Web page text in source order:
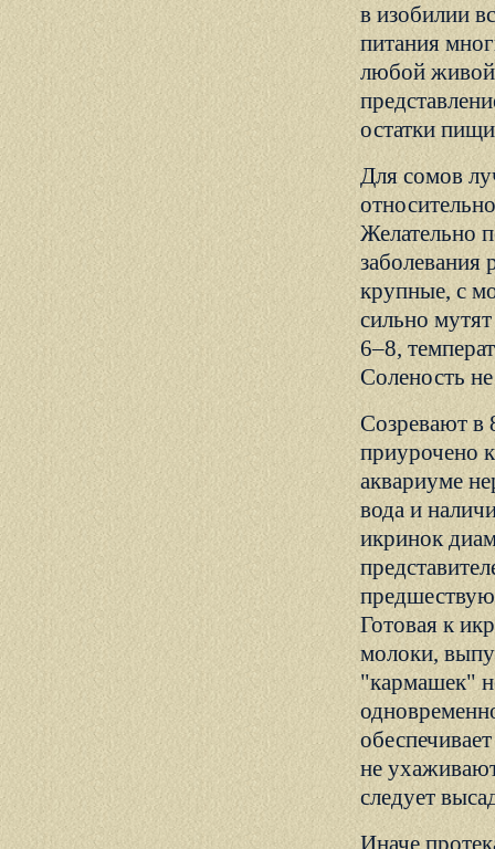
в изобилии
питания
любой живой
остатки
Для сомов
Желательно
заболевания
крупные, с
сильно
6–8,
Соленость
Созревают в
приурочено
аквариуме
вода и
икринок
Готовая к
молоки,
"кармашек"
не
следует
Иначе